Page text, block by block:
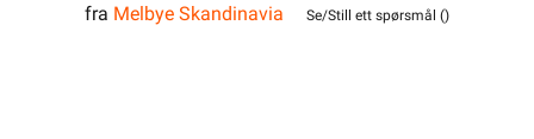
fra Melbye Skandinavia Se/Still ett spørsmål ()